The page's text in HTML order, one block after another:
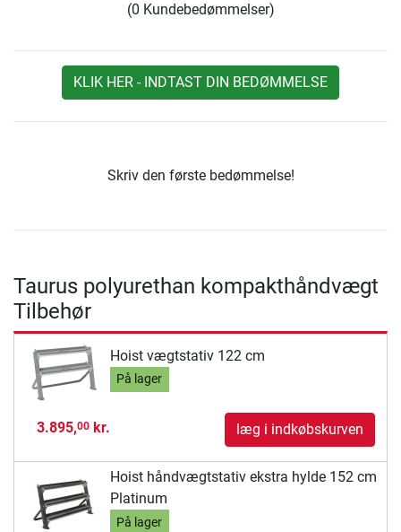
(0 Kundebedømmelser)
KLIK HER - INDTAST DIN BEDØMMELSE
Skriv den første bedømmelse!
Taurus polyurethan kompakthåndvægt
Tilbehør
Hoist vægtstativ 122 cm
På lager
3.895,00kr. læg i indkøbskurven
Hoist håndvægtstativ ekstra hylde 152 cm
Platinum
På lager